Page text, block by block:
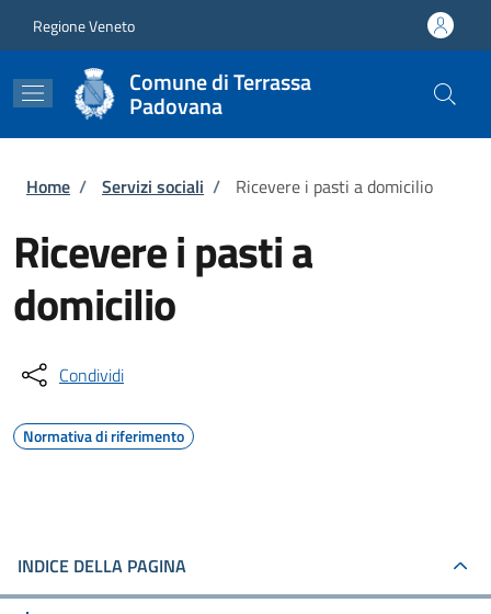
Regione Veneto
Comune di Terrassa
Padovana
Briciole di pane
Home / Servizi sociali / Ricevere i pasti a domicilio
Ricevere i pasti a
domicilio
Condividi
Normativa di riferimento
INDICE DELLA PAGINA